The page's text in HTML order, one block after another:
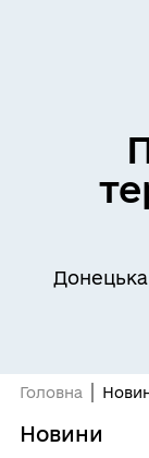
Головна
Новини